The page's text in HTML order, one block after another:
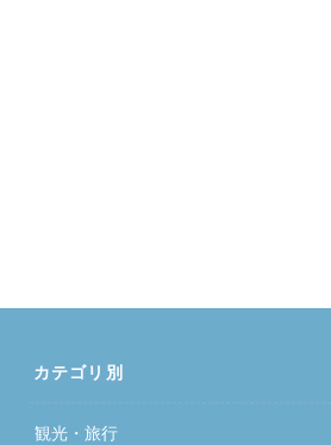
カテゴリ別
観光・旅行